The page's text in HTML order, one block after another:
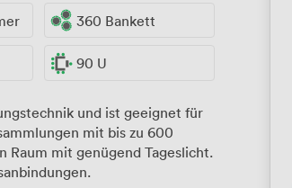
360 Bankett
90 U
und ist geeignet für
mit bis zu 600
Raum mit genügend Tageslicht.